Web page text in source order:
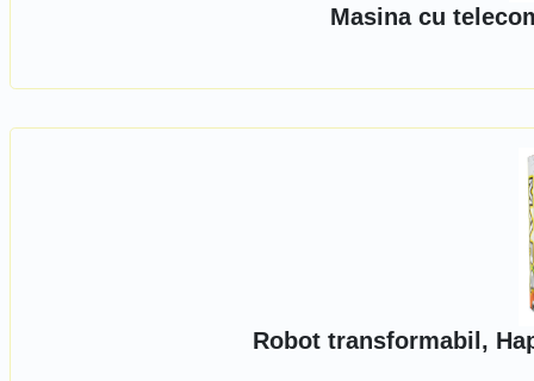
Masina cu
Robot transformabil,